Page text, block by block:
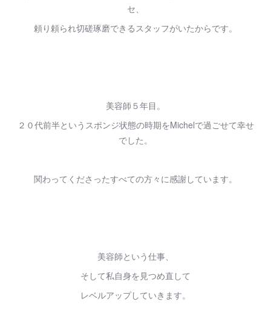
セ、
頼り頼られ切磋琢磨できるスタッフがいたからです。
美容師５年目。
２０代前半というスポンジ状態の時期をMichelで過ごせて幸せ
でした。
関わってくださったすべての方々に感謝しています。
美容師という仕事、
そして私自身を見つめ直して
レベルアップしていきます。